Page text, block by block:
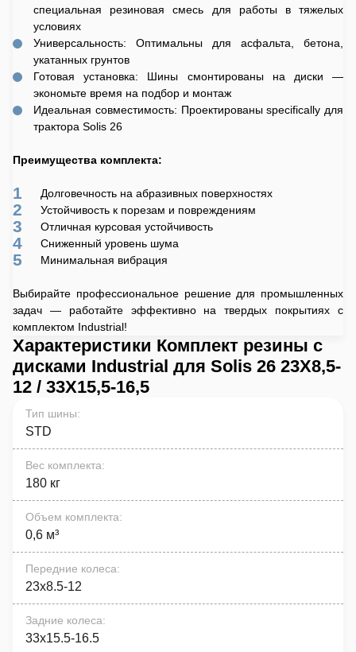
специальная резиновая смесь для работы в тяжелых
условиях
Универсальность: Оптимальны для асфальта, бетона,
укатанных грунтов
Готовая установка: Шины смонтированы на диски —
экономьте время на подбор и монтаж
Идеальная совместимость: Проектированы specifically для
трактора Solis 26
Преимущества комплекта:
Долговечность на абразивных поверхностях
Устойчивость к порезам и повреждениям
Отличная курсовая устойчивость
Сниженный уровень шума
Минимальная вибрация
Выбирайте профессиональное решение для промышленных
задач — работайте эффективно на твердых покрытиях с
комплектом Industrial!
Характеристики Комплект резины с
дисками Industrial для Solis 26 23X8,5-
12 / 33X15,5-16,5
Тип шины:
STD
Вес комплекта:
180 кг
Объем комплекта:
0,6 м³
Передние колеса:
23х8.5-12
Задние колеса:
33х15.5-16.5